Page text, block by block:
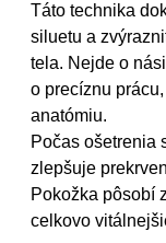
Táto technika
siluetu a
tela. Nejde o
o precíznu
anatómiu.
Počas ošetrenia
zlepšuje
Pokožka pôsobí
celkovo